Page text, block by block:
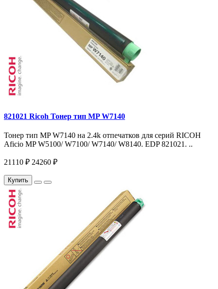
821021 Ricoh Тонер тип MP W7140
Тонер тип MP W7140 на 2.4k отпечатков для серий RICOH
Aficio MP W5100/ W7100/ W7140/ W8140. EDP 821021. ..
21110 ₽ 24260 ₽
Купить